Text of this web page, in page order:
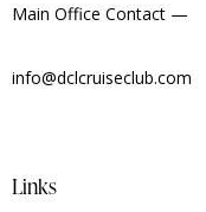
Main Office Contact —
info@dclcruiseclub.com
Links